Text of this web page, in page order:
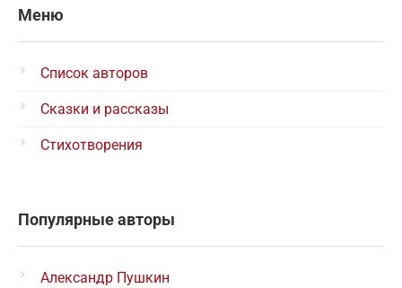
Меню
Список авторов
Сказки и рассказы
Стихотворения
Популярные авторы
Александр Пушкин